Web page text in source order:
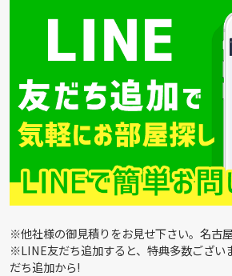
※他社様の御見積りをお見せ下さい。名古
※LINE友だち追加すると、特典多数ござい
だち追加から!